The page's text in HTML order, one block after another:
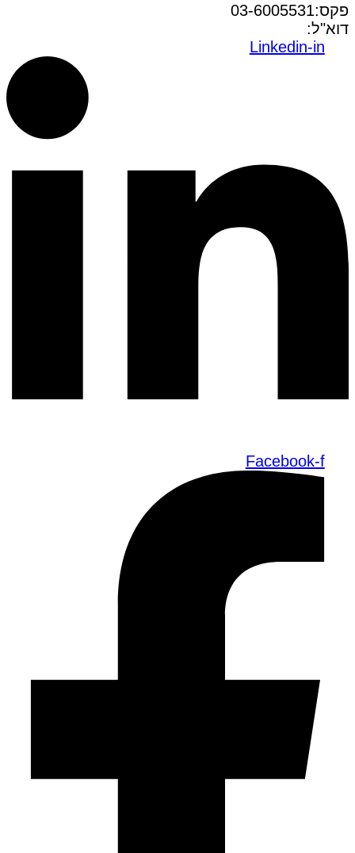
פקס:03-6005531
דוא"ל:
Linkedin-in
Facebook-f